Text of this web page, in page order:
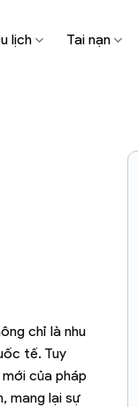
lịch Tai nạn
chỉ là nhu
tế. Tuy
của pháp
mang lại sự